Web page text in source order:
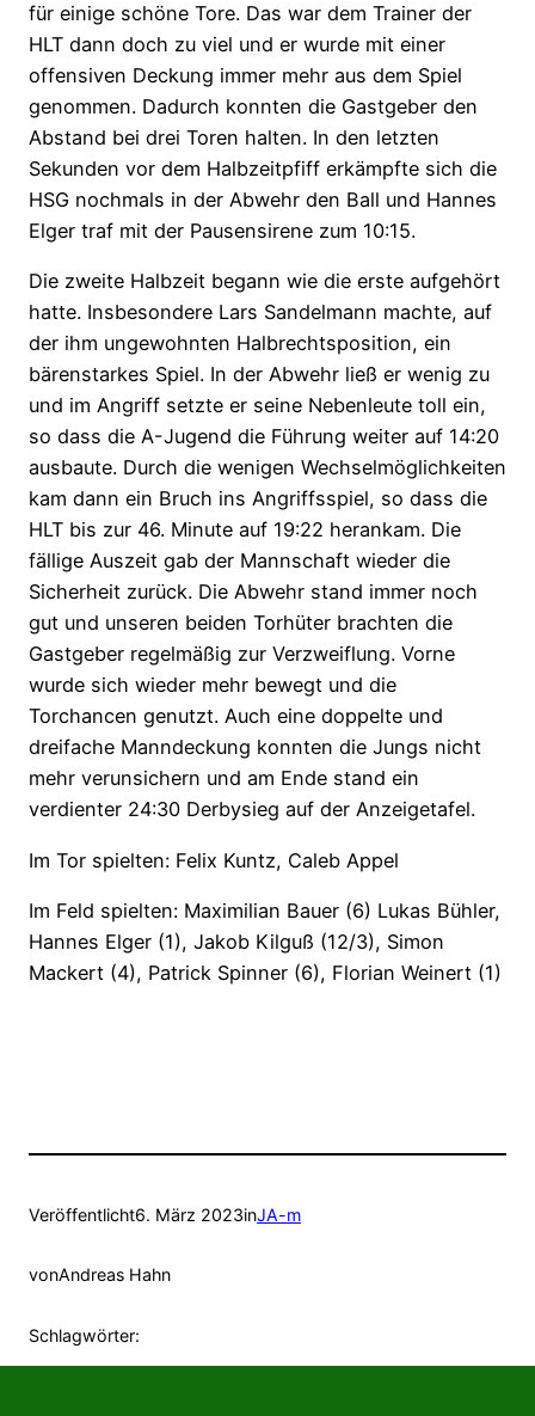
für einige schöne Tore. Das war dem Trainer der
HLT dann doch zu viel und er wurde mit einer
offensiven Deckung immer mehr aus dem Spiel
genommen. Dadurch konnten die Gastgeber den
Abstand bei drei Toren halten. In den letzten
Sekunden vor dem Halbzeitpfiff erkämpfte sich die
HSG nochmals in der Abwehr den Ball und Hannes
Elger traf mit der Pausensirene zum 10:15.
Die zweite Halbzeit begann wie die erste aufgehört
hatte. Insbesondere Lars Sandelmann machte, auf
der ihm ungewohnten Halbrechtsposition, ein
bärenstarkes Spiel. In der Abwehr ließ er wenig zu
und im Angriff setzte er seine Nebenleute toll ein,
so dass die A-Jugend die Führung weiter auf 14:20
ausbaute. Durch die wenigen Wechselmöglichkeiten
kam dann ein Bruch ins Angriffsspiel, so dass die
HLT bis zur 46. Minute auf 19:22 herankam. Die
fällige Auszeit gab der Mannschaft wieder die
Sicherheit zurück. Die Abwehr stand immer noch
gut und unseren beiden Torhüter brachten die
Gastgeber regelmäßig zur Verzweiflung. Vorne
wurde sich wieder mehr bewegt und die
Torchancen genutzt. Auch eine doppelte und
dreifache Manndeckung konnten die Jungs nicht
mehr verunsichern und am Ende stand ein
verdienter 24:30 Derbysieg auf der Anzeigetafel.
Im Tor spielten: Felix Kuntz, Caleb Appel
Im Feld spielten: Maximilian Bauer (6) Lukas Bühler,
Hannes Elger (1), Jakob Kilguß (12/3), Simon
Mackert (4), Patrick Spinner (6), Florian Weinert (1)
Veröffentlicht6. März 2023inJA-m
vonAndreas Hahn
Schlagwörter: